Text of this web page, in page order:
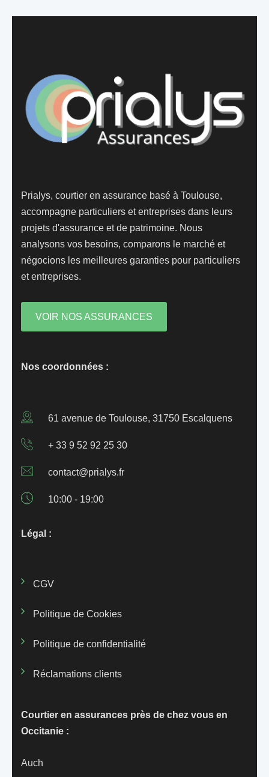
Prialys, courtier en assurance basé à Toulouse,
accompagne particuliers et entreprises dans leurs
projets d'assurance et de patrimoine. Nous
analysons vos besoins, comparons le marché et
négocions les meilleures garanties pour particuliers
et entreprises.
VOIR NOS ASSURANCES
Nos coordonnées :
61 avenue de Toulouse, 31750 Escalquens
+ 33 9 52 92 25 30
contact@prialys.fr
10:00 - 19:00
Légal :
CGV
Politique de Cookies
Politique de confidentialité
Réclamations clients
Courtier en assurances près de chez vous en
Occitanie :
Auch